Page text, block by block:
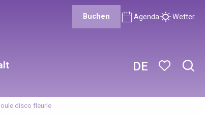
DE
Buchen Agenda Wetter
disco fleurie